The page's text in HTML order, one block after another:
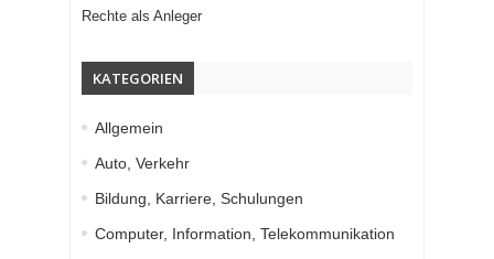
Rechte als Anleger
KATEGORIEN
Allgemein
Auto, Verkehr
Bildung, Karriere, Schulungen
Computer, Information, Telekommunikation